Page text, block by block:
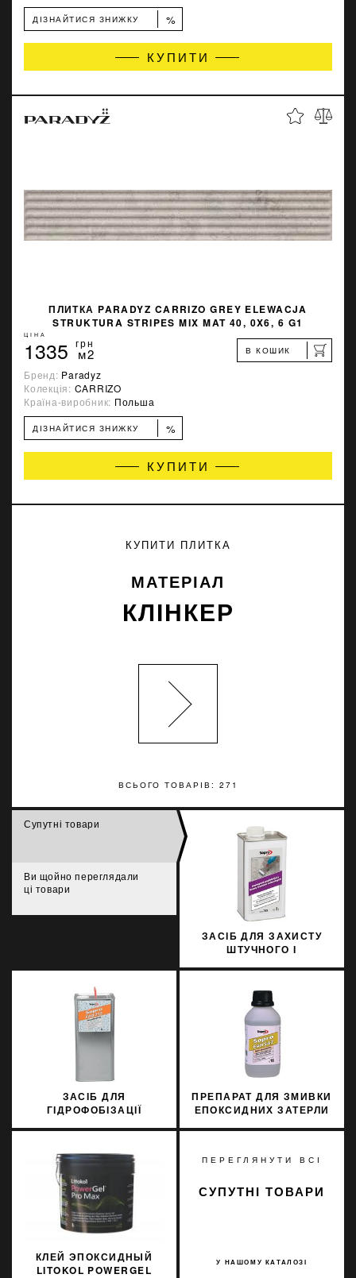
ДІЗНАЙТИСЯ ЗНИЖКУ %
КУПИТИ
ПЛИТКА PARADYZ CARRIZO GREY ELEWACJA
STRUKTURA STRIPES MIX MAT 40, 0X6, 6 G1
ЦІНА
1335 грн
м2 В КОШИК
Бренд: Paradyz
Колекція: CARRIZO
Країна-виробник: Польша
ДІЗНАЙТИСЯ ЗНИЖКУ %
КУПИТИ
ВСЬОГО ТОВАРІВ: 271
КУПИТИ ПЛИТКА
МАТЕРІАЛ
КЛІНКЕР
Супутні товари
Ви щойно переглядали
ці товари
ЗАСІБ ДЛЯ ЗАХИСТУ
ШТУЧНОГО І
705/1 1Л
ЗАСІБ ДЛЯ
ГІДРОФОБІЗАЦІЇ
ПРЕПАРАТ ДЛЯ ЗМИВКИ
ЕПОКСИДНИХ ЗАТЕРЛИ
КЛЕЙ ЭПОКСИДНЫЙ
LITOKOL POWERGEL
ПЕРЕГЛЯНУТИ ВСІ
У НАШОМУ КАТАЛОЗІ
СУПУТНІ ТОВАРИ